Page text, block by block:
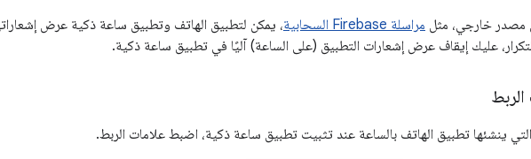
مصدر خارجي، مثل مراسلة Firebase السحابية
، يمكن لتطبيق الهاتف وتطبيق ساعة ذكية عرض
عليك إيقاف عرض إشعارات التطبيق (على الساعة) آليًا في تطبيق ساعة ذكية.
ينشئها تطبيق الهاتف بالساعة عند تثبيت تطبيق ساعة ذكية، اضبط علامات الربط.